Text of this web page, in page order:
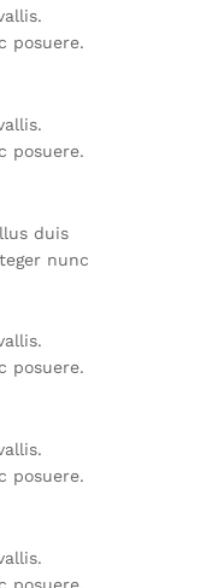
posuere.
posuere.
duis
nunc
posuere.
posuere.